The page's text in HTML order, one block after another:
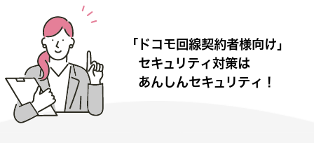
「ドコモ 回線契約者様向け」
セキュリティ対策は
あんしんセキュリティ！